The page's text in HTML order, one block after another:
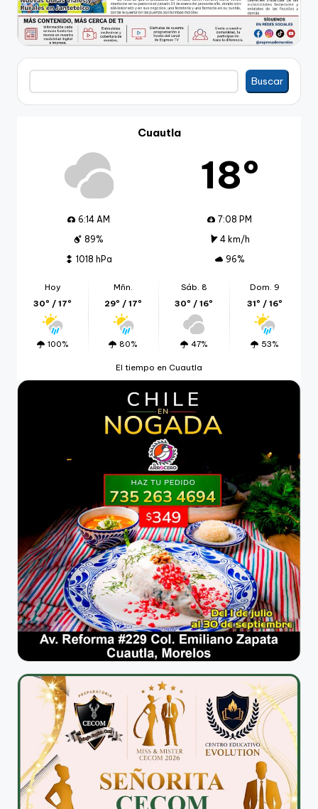
Buscar
Buscar
Cuautla
18º
6:14 AM
7:08 PM
89%
4 km/h
1018 hPa
96%
Hoy
30º / 17º
100%
Mñn.
29º / 17º
80%
Sáb. 8
30º / 16º
47%
Dom. 9
31º / 16º
53%
El tiempo en Cuautla